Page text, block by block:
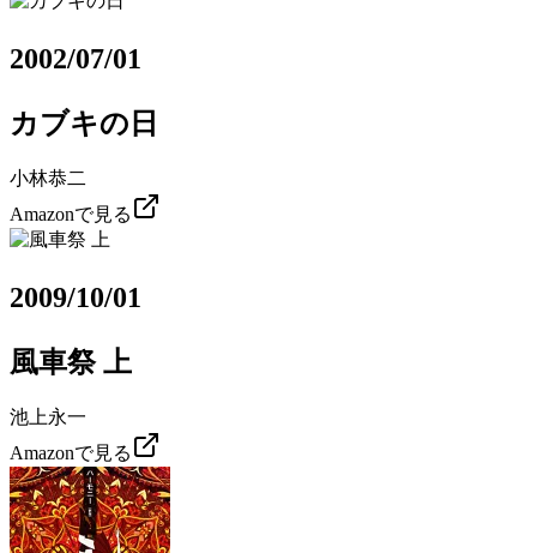
2002/07/01
カブキの日
小林恭二
Amazonで見る
2009/10/01
風車祭 上
池上永一
Amazonで見る